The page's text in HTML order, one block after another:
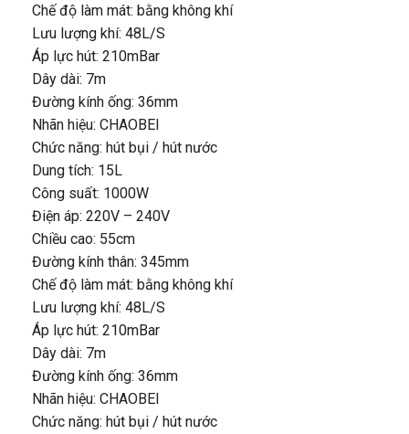
Chế độ làm mát: bằng không khí
Lưu lượng khí: 48L/S
Áp lực hút: 210mBar
Dây dài: 7m
Đường kính ống: 36mm
Nhãn hiệu: CHAOBEI
Chức năng: hút bụi / hút nước
Dung tích: 15L
Công suất: 1000W
Điện áp: 220V – 240V
Chiều cao: 55cm
Đường kính thân: 345mm
Chế độ làm mát: bằng không khí
Lưu lượng khí: 48L/S
Áp lực hút: 210mBar
Dây dài: 7m
Đường kính ống: 36mm
Nhãn hiệu: CHAOBEI
Chức năng: hút bụi / hút nước